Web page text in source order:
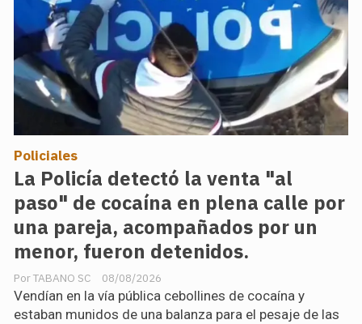
La Policía detectó la venta "al
paso" de cocaína en plena calle por
una pareja, acompañados por un
menor, fueron detenidos.
TABANO SC
Policiales
08/08/2026
Vendían en la vía pública cebollines de cocaína y
estaban munidos de una balanza para el pesaje de las